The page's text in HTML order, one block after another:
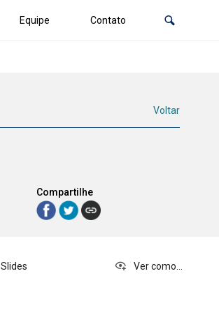
Equipe Contato
Voltar
Compartilhe
Slides Ver como...